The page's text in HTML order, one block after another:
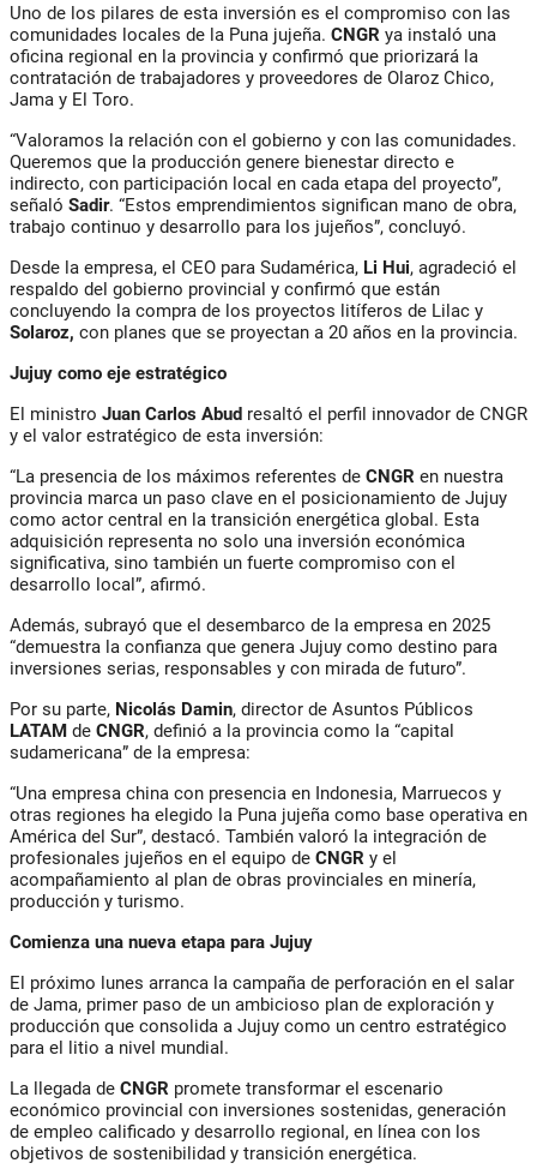
Uno de los pilares de esta inversión es el compromiso con las
comunidades locales de la Puna jujeña. CNGR ya instaló una
oficina regional en la provincia y confirmó que priorizará la
contratación de trabajadores y proveedores de Olaroz Chico,
Jama y El Toro.
“Valoramos la relación con el gobierno y con las comunidades.
Queremos que la producción genere bienestar directo e
indirecto, con participación local en cada etapa del proyecto”,
señaló Sadir. “Estos emprendimientos significan mano de obra,
trabajo continuo y desarrollo para los jujeños”, concluyó.
Desde la empresa, el CEO para Sudamérica, Li Hui, agradeció el
respaldo del gobierno provincial y confirmó que están
concluyendo la compra de los proyectos litíferos de Lilac y
Solaroz, con planes que se proyectan a 20 años en la provincia.
Jujuy como eje estratégico
El ministro Juan Carlos Abud resaltó el perfil innovador de CNGR
y el valor estratégico de esta inversión:
“La presencia de los máximos referentes de CNGR en nuestra
provincia marca un paso clave en el posicionamiento de Jujuy
como actor central en la transición energética global. Esta
adquisición representa no solo una inversión económica
significativa, sino también un fuerte compromiso con el
desarrollo local”, afirmó.
Además, subrayó que el desembarco de la empresa en 2025
“demuestra la confianza que genera Jujuy como destino para
inversiones serias, responsables y con mirada de futuro”.
Por su parte, Nicolás Damin, director de Asuntos Públicos
LATAM de CNGR, definió a la provincia como la “capital
sudamericana” de la empresa:
“Una empresa china con presencia en Indonesia, Marruecos y
otras regiones ha elegido la Puna jujeña como base operativa en
América del Sur”, destacó. También valoró la integración de
profesionales jujeños en el equipo de CNGR y el
acompañamiento al plan de obras provinciales en minería,
producción y turismo.
Comienza una nueva etapa para Jujuy
El próximo lunes arranca la campaña de perforación en el salar
de Jama, primer paso de un ambicioso plan de exploración y
producción que consolida a Jujuy como un centro estratégico
para el litio a nivel mundial.
La llegada de CNGR promete transformar el escenario
económico provincial con inversiones sostenidas, generación
de empleo calificado y desarrollo regional, en línea con los
objetivos de sostenibilidad y transición energética.